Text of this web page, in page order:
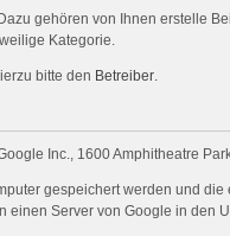
gehören von Ihnen erstelle
Kategorie.
bitte den Betreiber
Inc., 1600 Amphitheatre
gespeichert werden und
Server von Google in den